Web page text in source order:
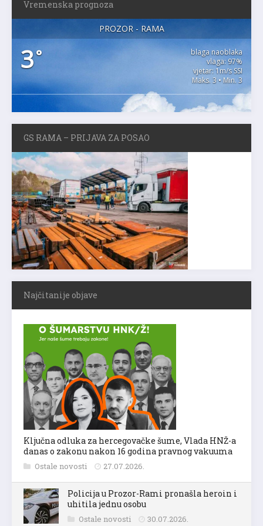
Vremenska prognoza
PROZOR - RAMA
3°
blaga naoblaka
vlaga: 97%
vjetar: 1m/s SSI
Maks. 3 • Min. 3
GS RAMA – PRIJAVA ZA POSAO
Najčitanije objave
Ključna odluka za hercegovačke šume, Vlada HNŽ-a
danas o zakonu nakon 16 godina pravnog vakuuma
Ostale novosti 27.07.2026.
Policija u Prozor-Rami pronašla heroin i
uhitila jednu osobu
Ostale novosti 30.07.2026.